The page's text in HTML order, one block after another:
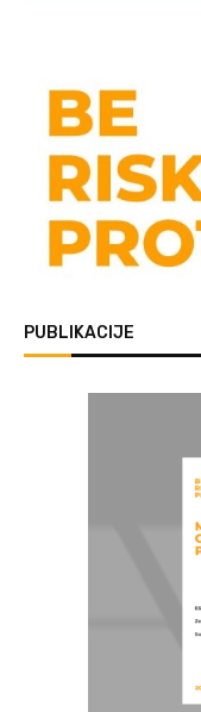
PUBLIKACIJE